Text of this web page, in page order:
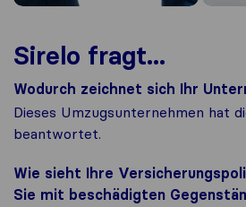
Sirelo fragt...
Wodurch zeichnet sich Ihr
Dieses Umzugsunternehmen hat
beantwortet.
Wie sieht Ihre
Sie mit beschädigten